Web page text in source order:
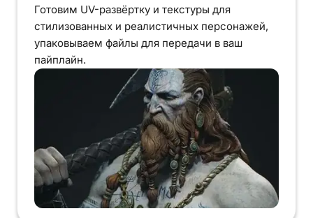
Готовим UV-развёртку и текстуры для
стилизованных и реалистичных персонажей,
упаковываем файлы для передачи в ваш
пайплайн.